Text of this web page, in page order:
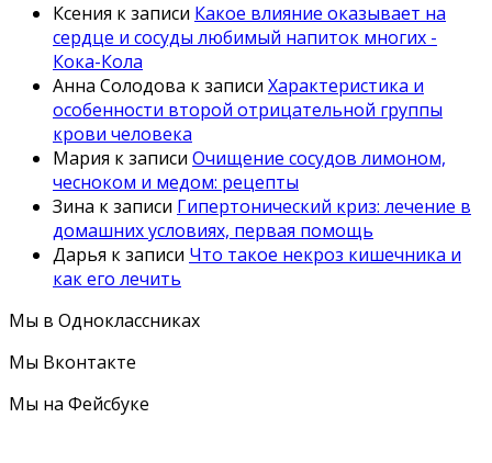
Ксения к записи Какое влияние оказывает на
сердце и сосуды любимый напиток многих -
Кока-Кола
Анна Солодова к записи Характеристика и
особенности второй отрицательной группы
крови человека
Мария к записи Очищение сосудов лимоном,
чесноком и медом: рецепты
Зина к записи Гипертонический криз: лечение в
домашних условиях, первая помощь
Дарья к записи Что такое некроз кишечника и
как его лечить
Мы в Одноклассниках
Мы Вконтакте
Мы на Фейсбуке